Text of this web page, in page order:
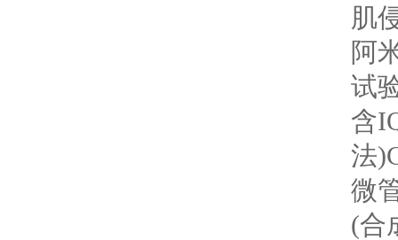
肌
阿
试
含
法
微
(合